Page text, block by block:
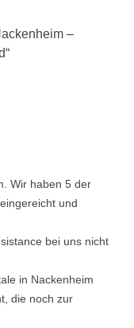
–
“
Wir haben 5 der
und
bei uns nicht
in Nackenheim
die noch zur